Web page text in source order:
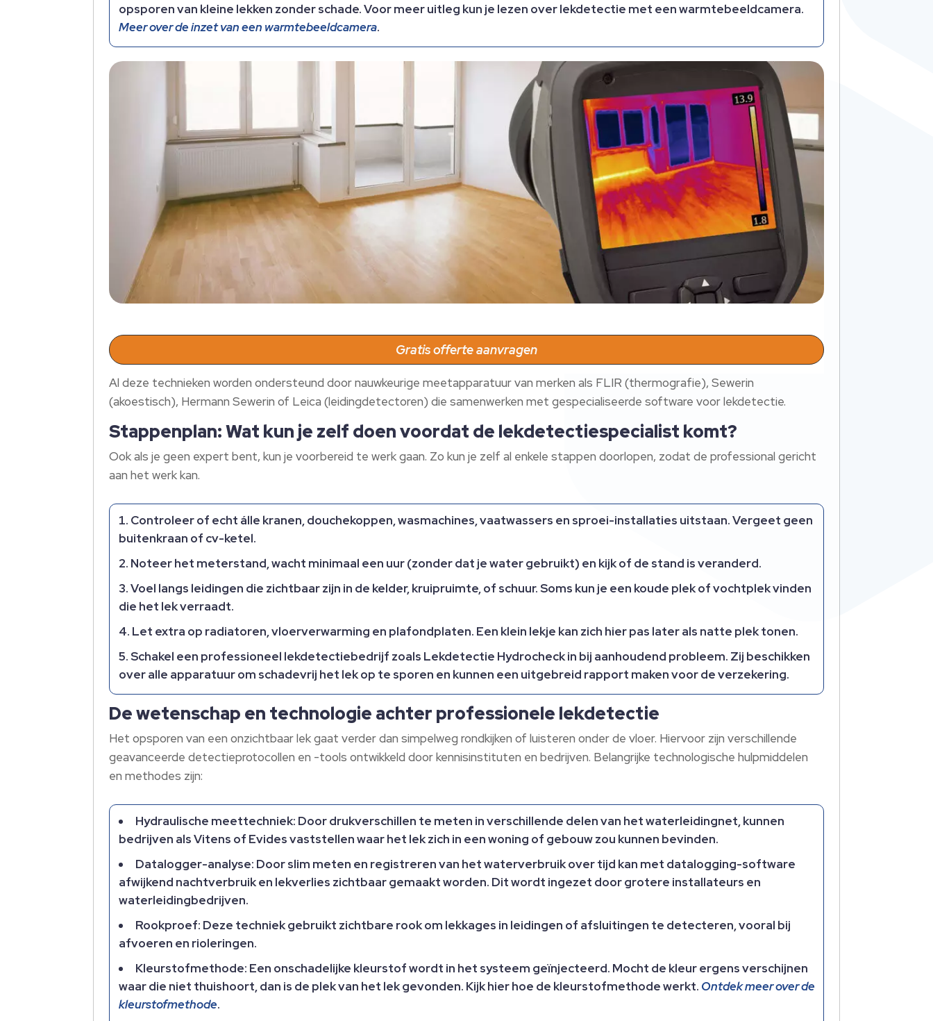
opsporen van kleine lekken zonder schade. Voor meer uitleg kun je lezen over lekdetectie met een warmtebeeldcamera.
Meer over de inzet van een warmtebeeldcamera.
Gratis offerte aanvragen
Al deze technieken worden ondersteund door nauwkeurige meetapparatuur van merken als FLIR (thermografie), Sewerin
(akoestisch), Hermann Sewerin of Leica (leidingdetectoren) die samenwerken met gespecialiseerde software voor lekdetectie.
Stappenplan: Wat kun je zelf doen voordat de lekdetectiespecialist komt?
Ook als je geen expert bent, kun je voorbereid te werk gaan. Zo kun je zelf al enkele stappen doorlopen, zodat de professional gericht
aan het werk kan.
Controleer of echt álle kranen, douchekoppen, wasmachines, vaatwassers en sproei-installaties uitstaan. Vergeet geen
buitenkraan of cv-ketel.
Noteer het meterstand, wacht minimaal een uur (zonder dat je water gebruikt) en kijk of de stand is veranderd.
Voel langs leidingen die zichtbaar zijn in de kelder, kruipruimte, of schuur. Soms kun je een koude plek of vochtplek vinden
die het lek verraadt.
Let extra op radiatoren, vloerverwarming en plafondplaten. Een klein lekje kan zich hier pas later als natte plek tonen.
Schakel een professioneel lekdetectiebedrijf zoals Lekdetectie Hydrocheck in bij aanhoudend probleem. Zij beschikken
over alle apparatuur om schadevrij het lek op te sporen en kunnen een uitgebreid rapport maken voor de verzekering.
De wetenschap en technologie achter professionele lekdetectie
Het opsporen van een onzichtbaar lek gaat verder dan simpelweg rondkijken of luisteren onder de vloer. Hiervoor zijn verschillende
geavanceerde detectieprotocollen en -tools ontwikkeld door kennisinstituten en bedrijven. Belangrijke technologische hulpmiddelen
en methodes zijn:
Hydraulische meettechniek: Door drukverschillen te meten in verschillende delen van het waterleidingnet, kunnen
bedrijven als Vitens of Evides vaststellen waar het lek zich in een woning of gebouw zou kunnen bevinden.
Datalogger-analyse: Door slim meten en registreren van het waterverbruik over tijd kan met datalogging-software
afwijkend nachtverbruik en lekverlies zichtbaar gemaakt worden. Dit wordt ingezet door grotere installateurs en
waterleidingbedrijven.
Rookproef: Deze techniek gebruikt zichtbare rook om lekkages in leidingen of afsluitingen te detecteren, vooral bij
afvoeren en rioleringen.
Kleurstofmethode: Een onschadelijke kleurstof wordt in het systeem geïnjecteerd. Mocht de kleur ergens verschijnen
waar die niet thuishoort, dan is de plek van het lek gevonden. Kijk hier hoe de kleurstofmethode werkt. Ontdek meer over de
kleurstofmethode.